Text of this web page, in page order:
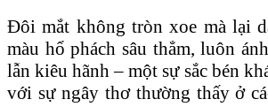
​Đôi mắt không tròn xoe mà lại
màu hổ phách sâu thẳm, luôn
lẫn kiêu hãnh – một sự sắc bén
với sự ngây thơ thường thấy ở